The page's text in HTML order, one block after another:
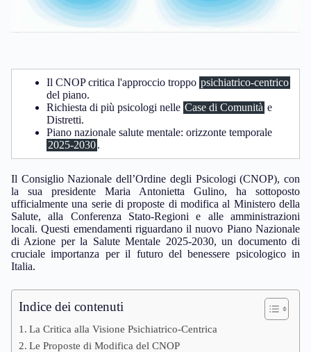
Il CNOP critica l'approccio troppo psichiatrico-centrico
del piano.
Richiesta di più psicologi nelle Case di Comunità e
Distretti.
Piano nazionale salute mentale: orizzonte temporale
2025-2030.
Il Consiglio Nazionale dell’Ordine degli Psicologi (CNOP), con
la sua presidente Maria Antonietta Gulino, ha sottoposto
ufficialmente una serie di proposte di modifica al Ministero della
Salute, alla Conferenza Stato-Regioni e alle amministrazioni
locali. Questi emendamenti riguardano il nuovo Piano Nazionale
di Azione per la Salute Mentale 2025-2030, un documento di
cruciale importanza per il futuro del benessere psicologico in
Italia.
Indice dei contenuti
La Critica alla Visione Psichiatrico-Centrica
Le Proposte di Modifica del CNOP